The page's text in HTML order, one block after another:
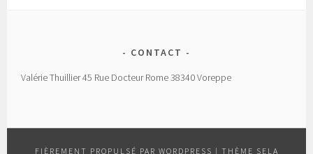
CONTACT
Valérie Thuillier 45 Rue Docteur Rome 38340 Voreppe
FIÈREMENT PROPULSÉ PAR WORDPRESS | THÈME SELA